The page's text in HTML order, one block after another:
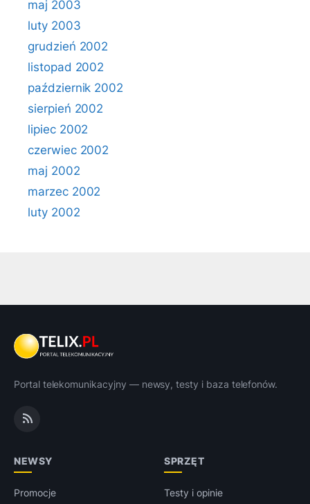
maj 2003
luty 2003
grudzień 2002
listopad 2002
październik 2002
sierpień 2002
lipiec 2002
czerwiec 2002
maj 2002
marzec 2002
luty 2002
Portal telekomunikacyjny — newsy, testy i baza telefonów.
NEWSY
Promocje
SPRZĘT
Testy i opinie